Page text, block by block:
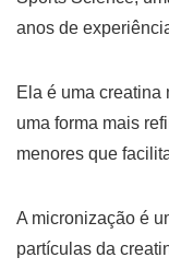
anos de
Ela é uma creatina
uma forma mais
menores que
A micronização é
partículas da